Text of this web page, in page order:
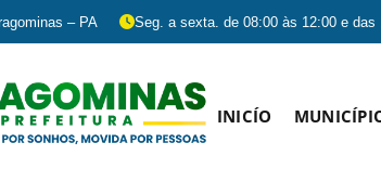
– PA Seg. a sexta. de 08:00 às 12:00 e das
INICÍO